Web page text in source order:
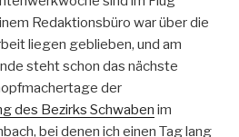
Redaktionsbüro war über die
liegen geblieben, und am
steht schon das nächste
der
des Bezirks Schwaben im
bei denen ich einen Tag lang